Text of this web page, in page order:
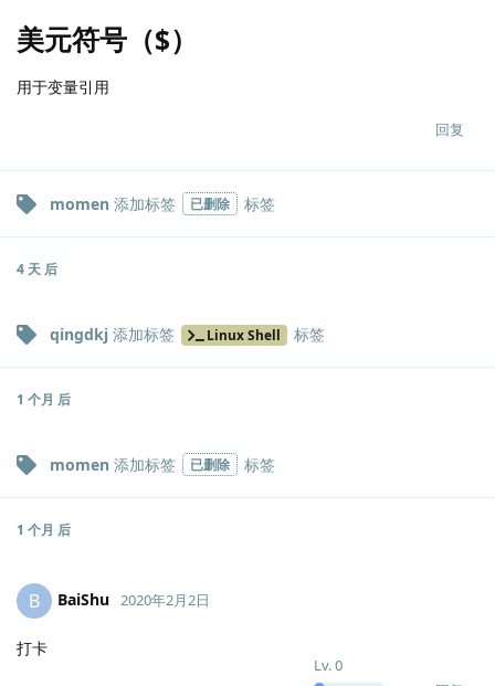
美元符号（$）
用于变量引用
回复
momen 添加标签 已删除 标签
4 天 后
qingdkj 添加标签 Linux Shell 标签
1 个月 后
momen 添加标签 已删除 标签
1 个月 后
B BaiShu
Lv.0
2020年2月2日
打卡